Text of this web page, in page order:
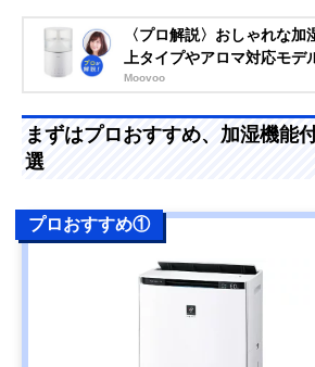
〈プロ解説〉おしゃれな
上タイプやアロマ対応モデ
Moovoo
まずはプロおすすめ、加湿機能
選
プロおすすめ①